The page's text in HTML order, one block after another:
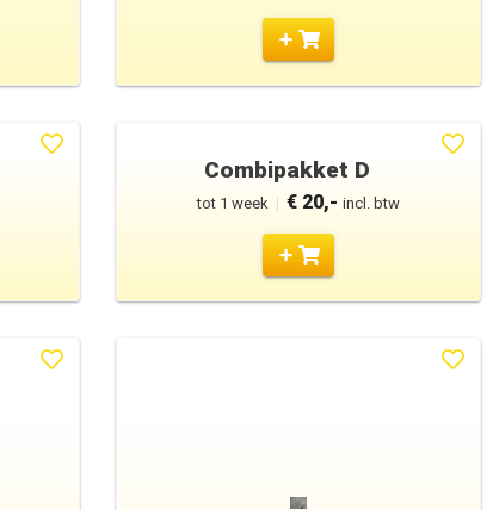
Combipakket D
tot 1 week | € 20,- incl. btw